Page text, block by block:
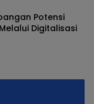
Potensi
Digitalisasi